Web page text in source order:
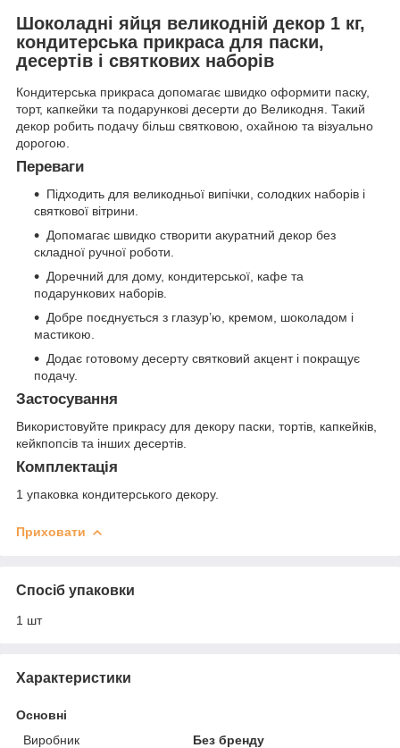
Шоколадні яйця великодній декор 1 кг,
кондитерська прикраса для паски,
десертів і святкових наборів
Кондитерська прикраса допомагає швидко оформити паску,
торт, капкейки та подарункові десерти до Великодня. Такий
декор робить подачу більш святковою, охайною та візуально
дорогою.
Переваги
Підходить для великодньої випічки, солодких наборів і
святкової вітрини.
Допомагає швидко створити акуратний декор без
складної ручної роботи.
Доречний для дому, кондитерської, кафе та
подарункових наборів.
Добре поєднується з глазур’ю, кремом, шоколадом і
мастикою.
Додає готовому десерту святковий акцент і покращує
подачу.
Застосування
Використовуйте прикрасу для декору паски, тортів, капкейків,
кейкпопсів та інших десертів.
Комплектація
1 упаковка кондитерського декору.
Приховати
Спосіб упаковки
1 шт
Характеристики
Основні
Виробник
Без бренду